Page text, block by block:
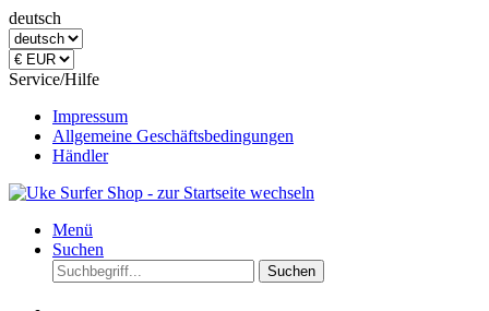
deutsch
Service/Hilfe
Impressum
Allgemeine Geschäftsbedingungen
Händler
Menü
Suchen
Suchen